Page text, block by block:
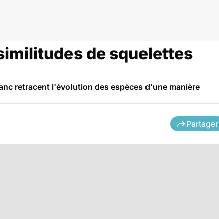
de squelettes
retracent l'évolution des espèces d'une manière
Partager